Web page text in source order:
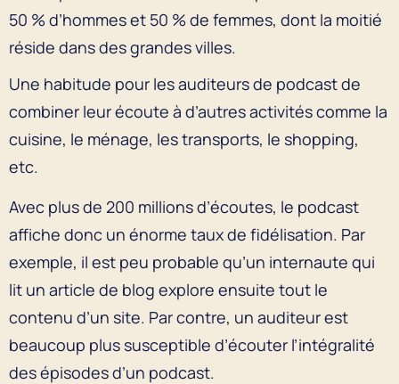
50 % d’hommes et 50 % de femmes, dont la moitié
réside dans des grandes villes.
Une habitude pour les auditeurs de podcast de
combiner leur écoute à d’autres activités comme la
cuisine, le ménage, les transports, le shopping,
etc.
Avec plus de 200 millions d’écoutes, le podcast
affiche donc un énorme taux de fidélisation. Par
exemple, il est peu probable qu’un internaute qui
lit un article de blog explore ensuite tout le
contenu d’un site. Par contre, un auditeur est
beaucoup plus susceptible d’écouter l’intégralité
des épisodes d’un podcast.